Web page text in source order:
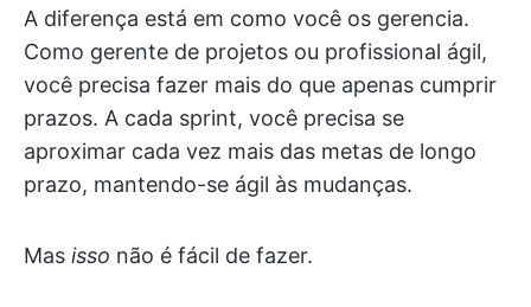
A diferença está em como você os gerencia.
Como gerente de projetos ou profissional ágil,
você precisa fazer mais do que apenas cumprir
prazos. A cada sprint, você precisa se
aproximar cada vez mais das metas de longo
prazo, mantendo-se ágil às mudanças.
Mas isso não é fácil de fazer.